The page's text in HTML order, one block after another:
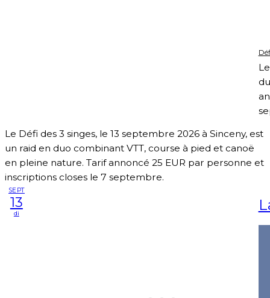
Le Défi des 3 singes, le 13 septembre 2026 à Sinceny, est
un raid en duo combinant VTT, course à pied et canoë
en pleine nature. Tarif annoncé 25 EUR par personne et
inscriptions closes le 7 septembre.
SEPT
13
di